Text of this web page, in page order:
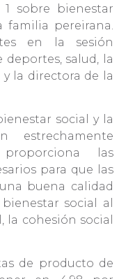
sobre bienestar
familia pereirana.
en la sesión
salud, la
y la directora de la
social y la
las
para que las
buena calidad
social al
cohesión social
de producto de